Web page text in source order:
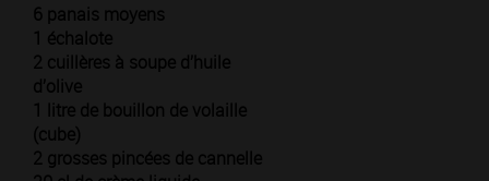
6 panais moyens
1 échalote
2 cuillères à soupe d’huile
d’olive
1 litre de bouillon de volaille
(cube)
2 grosses pincées de cannelle